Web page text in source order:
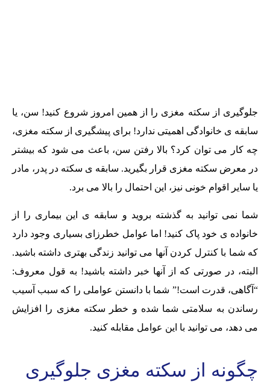
جلوگیری از سکته مغزی را از همین امروز شروع کنید! سن، یا
سابقه ی خانوادگی اهمیتی ندارد! برای پیشگیری از سکته مغزی،
چه کار می توان کرد؟ بالا رفتن سن، باعث می شود که بیشتر
در معرض سکته مغزی قرار بگیرید. سابقه ی سکته در پدر، مادر
یا سایر اقوام خونی نیز، این احتمال را بالا می برد.
شما نمی توانید به گذشته بروید و سابقه ی این بیماری را از
خانواده ی خود پاک کنید! اما عوامل خطرزای بسیاری وجود دارد
که شما با کنترل کردن آنها می توانید زندگی بهتری داشته باشید.
البته، در صورتی که از آنها خبر داشته باشید! به قول معروف:
“آگاهی، قدرت است!” شما با دانستن عواملی را که سبب آسیب
رساندن به سلامتی شما شده و خطر سکته مغزی را افزایش
می دهد، می توانید با این عوامل مقابله کنید.
چگونه از سکته مغزی جلوگیری